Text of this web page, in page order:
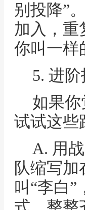
别投降”
加入，重
你叫一样
5. 进
如果
试试这些
A. 用
队缩写加
叫“李白”